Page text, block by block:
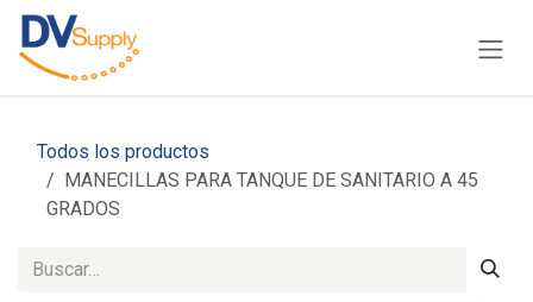
Ir al contenido
Todos los productos
MANECILLAS PARA TANQUE DE SANITARIO A 45
GRADOS